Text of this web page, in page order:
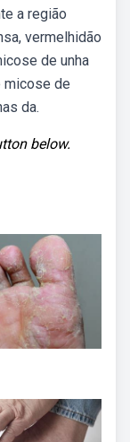
a região
vermelhidão
de unha
micose de
da.
below.